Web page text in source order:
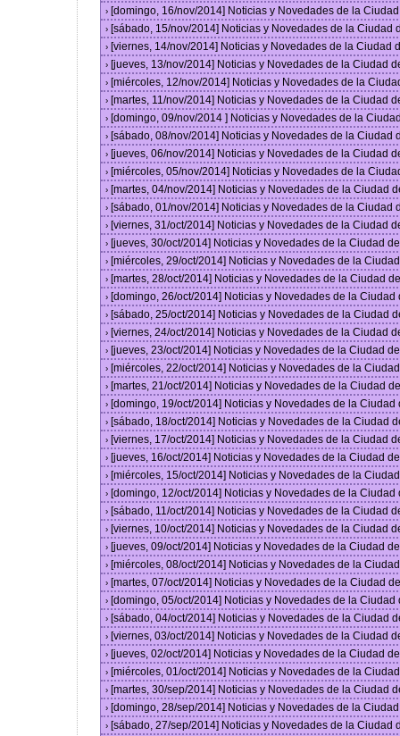
› [domingo, 16/nov/2014] Noticias y Novedades de la
› [sábado, 15/nov/2014] Noticias y Novedades de la Ciudad
› [viernes, 14/nov/2014] Noticias y Novedades de la Ciudad
› [jueves, 13/nov/2014] Noticias y Novedades de la Ciudad
› [miércoles, 12/nov/2014] Noticias y Novedades de la
› [martes, 11/nov/2014] Noticias y Novedades de la Ciudad
› [domingo, 09/nov/2014 ] Noticias y Novedades de la
› [sábado, 08/nov/2014] Noticias y Novedades de la Ciudad
› [jueves, 06/nov/2014] Noticias y Novedades de la Ciudad
› [miércoles, 05/nov/2014] Noticias y Novedades de la
› [martes, 04/nov/2014] Noticias y Novedades de la Ciudad
› [sábado, 01/nov/2014] Noticias y Novedades de la Ciudad
› [viernes, 31/oct/2014] Noticias y Novedades de la Ciudad
› [jueves, 30/oct/2014] Noticias y Novedades de la Ciudad
› [miércoles, 29/oct/2014] Noticias y Novedades de la
› [martes, 28/oct/2014] Noticias y Novedades de la Ciudad
› [domingo, 26/oct/2014] Noticias y Novedades de la
› [sábado, 25/oct/2014] Noticias y Novedades de la Ciudad
› [viernes, 24/oct/2014] Noticias y Novedades de la Ciudad
› [jueves, 23/oct/2014] Noticias y Novedades de la Ciudad
› [miércoles, 22/oct/2014] Noticias y Novedades de la
› [martes, 21/oct/2014] Noticias y Novedades de la Ciudad
› [domingo, 19/oct/2014] Noticias y Novedades de la
› [sábado, 18/oct/2014] Noticias y Novedades de la Ciudad
› [viernes, 17/oct/2014] Noticias y Novedades de la Ciudad
› [jueves, 16/oct/2014] Noticias y Novedades de la Ciudad
› [miércoles, 15/oct/2014] Noticias y Novedades de la
› [domingo, 12/oct/2014] Noticias y Novedades de la
› [sábado, 11/oct/2014] Noticias y Novedades de la Ciudad
› [viernes, 10/oct/2014] Noticias y Novedades de la Ciudad
› [jueves, 09/oct/2014] Noticias y Novedades de la Ciudad
› [miércoles, 08/oct/2014] Noticias y Novedades de la
› [martes, 07/oct/2014] Noticias y Novedades de la Ciudad
› [domingo, 05/oct/2014] Noticias y Novedades de la
› [sábado, 04/oct/2014] Noticias y Novedades de la Ciudad
› [viernes, 03/oct/2014] Noticias y Novedades de la Ciudad
› [jueves, 02/oct/2014] Noticias y Novedades de la Ciudad
› [miércoles, 01/oct/2014] Noticias y Novedades de la
› [martes, 30/sep/2014] Noticias y Novedades de la Ciudad
› [domingo, 28/sep/2014] Noticias y Novedades de la
› [sábado, 27/sep/2014] Noticias y Novedades de la Ciudad